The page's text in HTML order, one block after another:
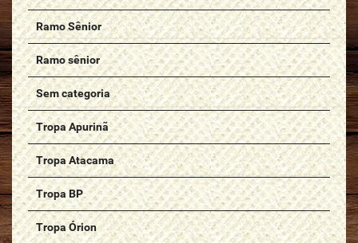
Ramo Sênior
Ramo sênior
Sem categoria
Tropa Apurinã
Tropa Atacama
Tropa BP
Tropa Órion